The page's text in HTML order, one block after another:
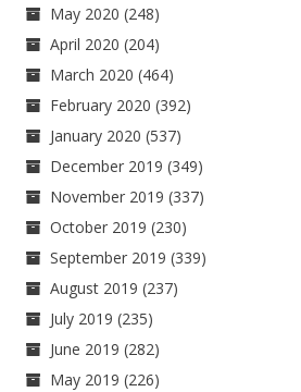
May 2020 (248)
April 2020 (204)
March 2020 (464)
February 2020 (392)
January 2020 (537)
December 2019 (349)
November 2019 (337)
October 2019 (230)
September 2019 (339)
August 2019 (237)
July 2019 (235)
June 2019 (282)
May 2019 (226)